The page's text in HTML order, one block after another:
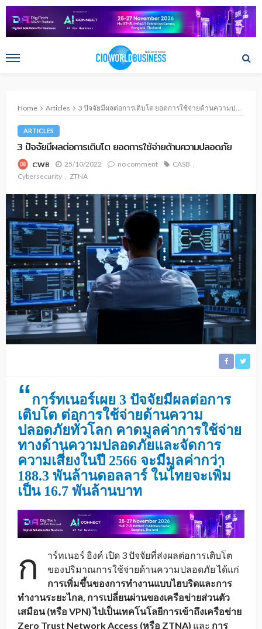
Home Articles 3 ปัจจัยมีผลต่อการเติบโต ยอดการใช้จ่ายด้านความปลอดภัย
ARTICLES
3 ปัจจัยมีผลต่อการเติบโต ยอดการใช้จ่ายด้านความปลอดภัย
CWB 25/10/2022 no comment
CASB
Cybersecurity
ZTNA
“การ์ทเนอร์เผย 3 ปัจจัยมีผลต่อการ
เติบโต ต่อการใช้จ่ายด้านความ
ปลอดภัยทั่วโลก คาดมูลค่าการใช้จ่าย
ทางด้านความปลอดภัยและจัดการ
ความเสี่ยงในปี 2566 จะมีมูลค่ากว่า
188.3 พันล้านดอลลาร์ ในไทยจะเพิ่ม
เป็น 16.7 พันล้านบาท
ก
าร์ทเนอร์ อิงค์ เปิด 3 ปัจจัยที่ส่งผลต่อการเติบโต
ของปริมาณการใช้จ่ายด้านความปลอดภัย ได้แก่
การเพิ่มขึ้นของการทำงานแบบไฮบริดและการ
ทำงานระยะไกล, การเปลี่ยนผ่านของเครือข่ายส่วนตัว
เสมือน (หรือ VPN)ไปเป็นเทคโนโลยีการเข้าถึงเครือข่าย
Zero Trust Network Access (หรือ ZTNA) และ การ